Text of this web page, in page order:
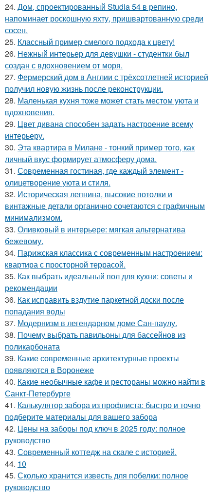
24. Дом, спроектированный Studia 54 в репино,
напоминает роскошную яхту, пришвартованную среди
сосен.
25. Классный пример смелого подхода к цвету!
26. Нежный интерьер для девушки - студентки был
создан с вдохновением от моря.
27. Фермерский дом в Англии с трёхсотлетней историей
получил новую жизнь после реконструкции.
28. Маленькая кухня тоже может стать местом уюта и
вдохновения.
29. Цвет дивана способен задать настроение всему
интерьеру.
30. Эта квартира в Милане - тонкий пример того, как
личный вкус формирует атмосферу дома.
31. Современная гостиная, где каждый элемент -
олицетворение уюта и стиля.
32. Историческая лепнина, высокие потолки и
винтажные детали органично сочетаются с графичным
минимализмом.
33. Оливковый в интерьере: мягкая альтернатива
бежевому.
34. Парижская классика с современным настроением:
квартира с просторной террасой.
35. Как выбрать идеальный пол для кухни: советы и
рекомендации
36. Как исправить вздутие паркетной доски после
попадания воды
37. Модернизм в легендарном доме Сан-паулу.
38. Почему выбрать павильоны для бассейнов из
поликарбоната
39. Какие современные архитектурные проекты
появляются в Воронеже
40. Какие необычные кафе и рестораны можно найти в
Санкт-Петербурге
41. Калькулятор забора из профлиста: быстро и точно
подберите материалы для вашего забора
42. Цены на заборы под ключ в 2025 году: полное
руководство
43. Современный коттедж на скале с историей.
44. 10
45. Сколько хранится известь для побелки: полное
руководство